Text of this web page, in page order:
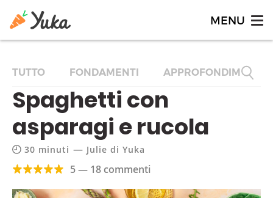
TUTTO FONDAMENTI APPROFONDIMENTI
Spaghetti con
asparagi e rucola
30 minuti — Julie di Yuka
5 — 18 commenti